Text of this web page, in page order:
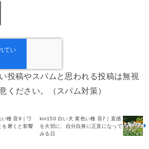
投稿やスパムと思われる投稿は無視
ください。（スパム対策）
種 音9｜ワ
を磨くと影響
kin150 白い犬 黄色い種 音7｜直感
を大切に、自分自身に正直になって
みる日